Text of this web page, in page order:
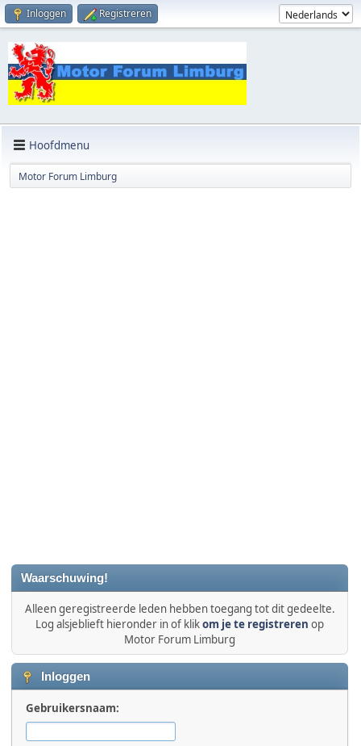
Inloggen Registreren
Hoofdmenu
Motor Forum Limburg
Waarschuwing!
Alleen geregistreerde leden hebben toegang tot dit gedeelte.
Log alsjeblieft hieronder in of klikom je te registreren op
Motor Forum Limburg
Inloggen
Gebruikersnaam: